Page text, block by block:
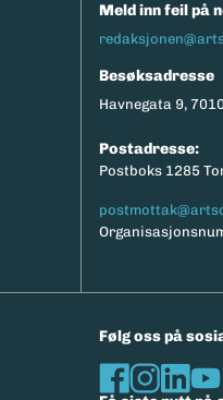
Meld inn feil på
Besøksadresse
Havnegata 9,
Postadresse:
Postboks 1285
Følg oss på